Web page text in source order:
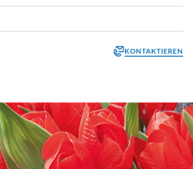
KONTAKTIEREN